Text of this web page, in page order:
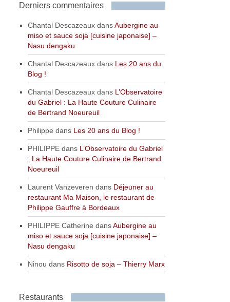
Derniers commentaires
Chantal Descazeaux dansAubergine au
miso et sauce soja [cuisine japonaise] –
Nasu dengaku
Chantal Descazeaux dans Les 20 ans du
Blog !
Chantal Descazeaux dans L’Observatoire
du Gabriel : La Haute Couture Culinaire
de Bertrand Noeureuil
Philippe dans Les 20 ans du Blog !
PHILIPPE dans L’Observatoire du Gabriel
: La Haute Couture Culinaire de Bertrand
Noeureuil
Laurent Vanzeveren dans Déjeuner au
restaurant Ma Maison, le restaurant de
Philippe Gauffre à Bordeaux
PHILIPPE Catherine dansAubergine au
miso et sauce soja [cuisine japonaise] –
Nasu dengaku
Ninou dans Risotto de soja – Thierry Marx
Restaurants